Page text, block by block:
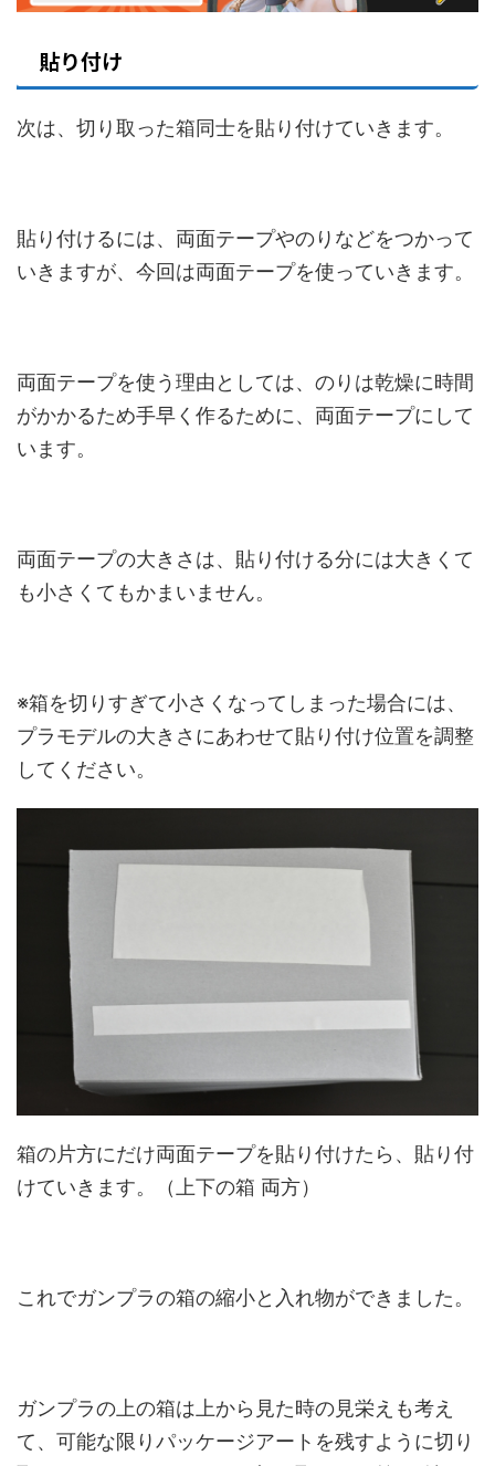
貼り付け
次は、切り取った箱同士を貼り付けていきます。
貼り付けるには、両面テープやのりなどをつかって
いきますが、今回は両面テープを使っていきます。
両面テープを使う理由としては、のりは乾燥に時間
がかかるため手早く作るために、両面テープにして
います。
両面テープの大きさは、貼り付ける分には大きくて
も小さくてもかまいません。
※箱を切りすぎて小さくなってしまった場合には、
プラモデルの大きさにあわせて貼り付け位置を調整
してください。
箱の片方にだけ両面テープを貼り付けたら、貼り付
けていきます。（上下の箱 両方）
これでガンプラの箱の縮小と入れ物ができました。
ガンプラの上の箱は上から見た時の見栄えも考え
て、可能な限りパッケージアートを残すように切り